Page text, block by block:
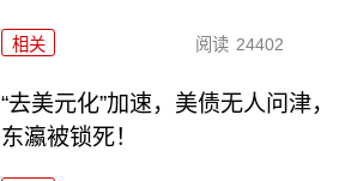
相关 阅读 24402
“去美元化”加速，美债无人问津，
东瀛被锁死！